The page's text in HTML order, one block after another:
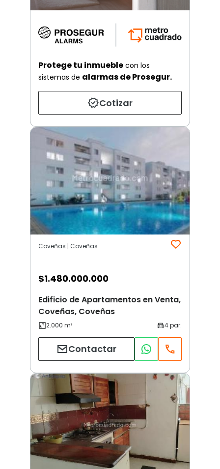
Protege tu inmueble con los
sistemas de alarmas de Prosegur.
Cotizar
Coveñas | Coveñas
$1.480.000.000
Edificio de Apartamentos en Venta,
Coveñas, Coveñas
Contactar